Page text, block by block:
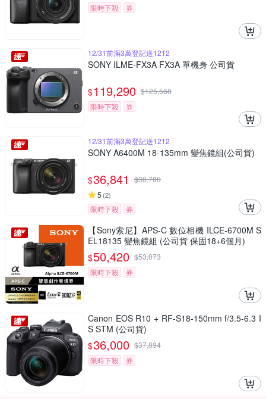
限時下殺
券
12/31前滿3萬登記送1212
SONY ILME-FX3A FX3A 單機身 公司貨
$119,290 $125,568
限時下殺
券
12/31前滿3萬登記送1212
SONY A6400M 18-135mm 變焦鏡組(公司貨)
$36,841 $38,780
5 (2)
限時下殺 券
【Sony索尼】APS-C 數位相機 ILCE-6700M S
EL18135 變焦鏡組 (公司貨 保固18+6個月)
$50,420 $53,073
限時下殺
券
Canon EOS R10 + RF-S18-150mm f/3.5-6.3 I
S STM (公司貨)
$36,000 $37,894
限時下殺
券